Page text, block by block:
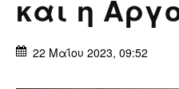
και η
22 Μαΐου 2023, 09:52